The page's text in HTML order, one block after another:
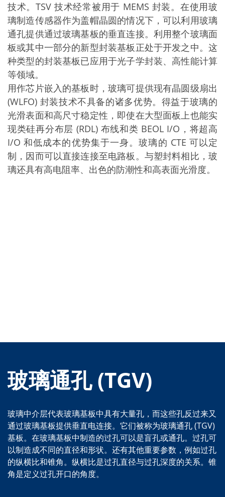
技术。TSV 技术经常被用于 MEMS 封装。在使用玻
璃制造传感器作为盖帽晶圆的情况下，可以利用玻璃
通孔提供通过玻璃基板的垂直连接。利用整个玻璃面
板或其中一部分的新型封装基板正处于开发之中。这
种类型的封装基板已应用于光子学封装、高性能计算
等领域。
用作芯片嵌入的基板时，玻璃可提供现有晶圆级扇出
(WLFO) 封装技术不具备的诸多优势。得益于玻璃的
光滑表面和高尺寸稳定性，即使在大型面板上也能实
现类硅再分布层 (RDL) 布线和类 BEOL I/O，将超高
I/O 和低成本的优势集于一身。玻璃的 CTE 可以定
制，因而可以直接连接至电路板。与塑封料相比，玻
璃还具有高电阻率、出色的防潮性和高表面光滑度。
玻璃通孔 (TGV)
玻璃中介层代表玻璃基板中具有大量孔，而这些孔反过来又
通过玻璃基板提供垂直电连接。它们被称为玻璃通孔 (TGV)
基板。在玻璃基板中制造的过孔可以是盲孔或通孔。过孔可
以制造成不同的直径和形状。还有其他重要参数，例如过孔
的纵横比和锥角。纵横比是过孔直径与过孔深度的关系。锥
角是定义过孔开口的角度。